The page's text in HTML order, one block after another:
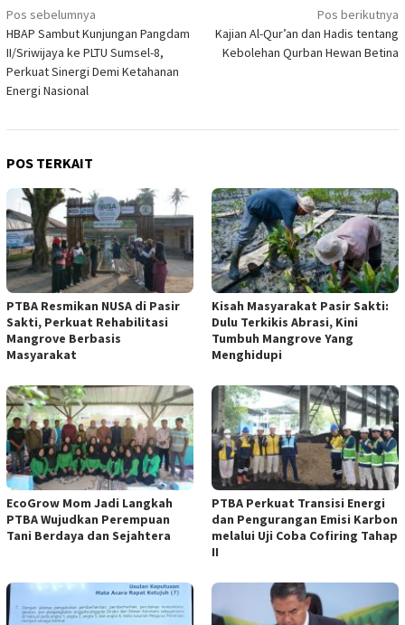
Navigasi
pos
Pos sebelumnya
HBAP Sambut Kunjungan Pangdam
II/Sriwijaya ke PLTU Sumsel-8,
Perkuat Sinergi Demi Ketahanan
Energi Nasional
Pos berikutnya
Kajian Al-Qur’an dan Hadis tentang
Kebolehan Qurban Hewan Betina
POS TERKAIT
PTBA Resmikan NUSA di Pasir
Sakti, Perkuat Rehabilitasi
Mangrove Berbasis
Masyarakat
Kisah Masyarakat Pasir Sakti:
Dulu Terkikis Abrasi, Kini
Tumbuh Mangrove Yang
Menghidupi
EcoGrow Mom Jadi Langkah
PTBA Wujudkan Perempuan
Tani Berdaya dan Sejahtera
PTBA Perkuat Transisi Energi
dan Pengurangan Emisi Karbon
melalui Uji Coba Cofiring Tahap
II